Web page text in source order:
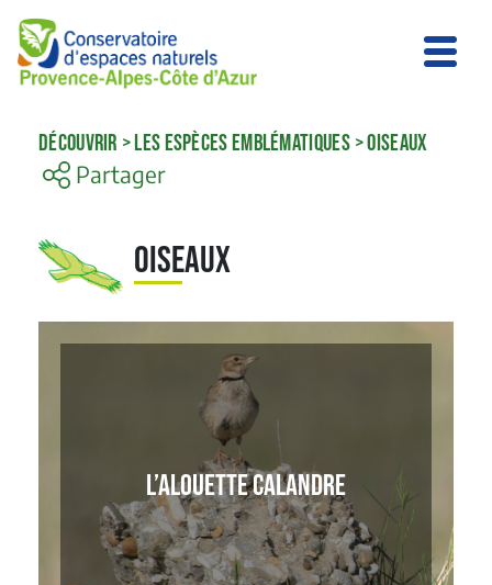
DÉCOUVRIR >LES ESPÈCES EMBLÉMATIQUES >OISEAUX
Partager
Oiseaux
L’ALOUETTE CALANDRE